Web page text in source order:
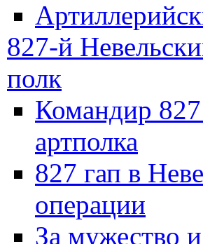
827-й
полк
Командир 827
артполка
827 гап в
операции
За мужество